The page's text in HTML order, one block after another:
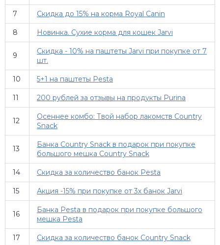
7 Скидка до 15% на корма Royal Canin
8 Новинка. Сухие корма для кошек Jarvi
9
Скидка - 10% на паштеты Jarvi при покупке от 7
шт.
10 5+1 на паштеты Pesta
11 200 рублей за отзывы на продукты Purina
12
Осеннее комбо: Твой набор лакомств Country
Snack
13
Банка Country Snack в подарок при покупке
большого мешка Country Snack
14 Скидка за количество банок Pesta
15 Акция -15% при покупке от 3х банок Jarvi
16
Банка Pesta в подарок при покупке большого
мешка Pesta
17 Скидка за количество банок Country Snack